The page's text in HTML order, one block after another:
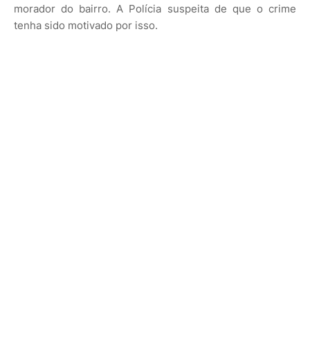
morador do bairro. A Polícia suspeita de que o crime
tenha sido motivado por isso.